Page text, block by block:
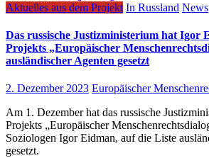
Aktuelles aus dem Projekt In Russland News
Das russische Justizministerium hat Igor
Projekts „Europäischer
ausländischer Agenten gesetzt
2. Dezember 2023 Europäischer
Am 1. Dezember hat das russische
Projekts „Europäischer
Soziologen Igor Eidman, auf die Liste
gesetzt.